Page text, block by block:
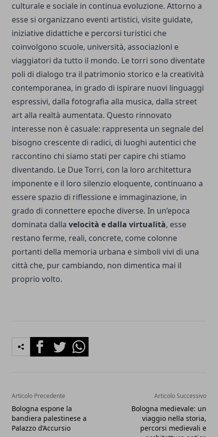
culturale e sociale in continua evoluzione. Attorno a
esse si organizzano eventi artistici, visite guidate,
iniziative didattiche e percorsi turistici che
coinvolgono scuole, università, associazioni e
viaggiatori da tutto il mondo. Le torri sono diventate
poli di dialogo tra il patrimonio storico e la creatività
contemporanea, in grado di ispirare nuovi linguaggi
espressivi, dalla fotografia alla musica, dalla street
art alla realtà aumentata. Questo rinnovato
interesse non è casuale: rappresenta un segnale del
bisogno crescente di radici, di luoghi autentici che
raccontino chi siamo stati per capire chi stiamo
diventando. Le Due Torri, con la loro architettura
imponente e il loro silenzio eloquente, continuano a
essere spazio di riflessione e immaginazione, in
grado di connettere epoche diverse. In un’epoca
dominata dalla velocità e dalla virtualità, esse
restano ferme, reali, concrete, come colonne
portanti della memoria urbana e simboli vivi di una
città che, pur cambiando, non dimentica mai il
proprio volto.
FacebookTwitterWhatsapp
Articolo Precedente
Bologna espone la
bandiera palestinese a
Palazzo d’Accursio
Articolo Successivo
Bologna medievale: un
viaggio nella storia,
percorsi medievali e